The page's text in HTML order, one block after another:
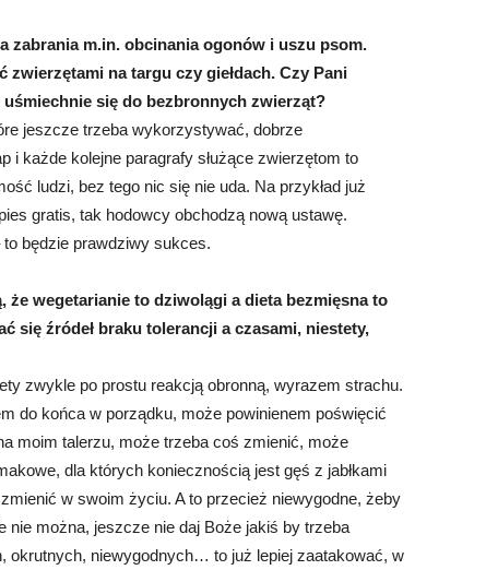
zabrania m.in. obcinania ogonów i uszu psom.
na targu czy giełdach. Czy Pani
się do bezbronnych zwierząt?
jeszcze trzeba wykorzystywać, dobrze
i każde kolejne paragrafy służące zwierzętom to
ludzi, bez tego nic się nie uda. Na przykład już
gratis, tak hodowcy obchodzą nową ustawę.
będzie prawdziwy sukces.
że wegetarianie to dziwolągi a dieta bezmięsna to
się źródeł braku tolerancji a czasami, niestety,
zwykle po prostu reakcją obronną, wyrazem strachu.
do końca w porządku, może powinienem poświęcić
moim talerzu, może trzeba coś zmienić, może
dla których koniecznością jest gęś z jabłkami
w swoim życiu. A to przecież niewygodne, żeby
nie można, jeszcze nie daj Boże jakiś by trzeba
okrutnych, niewygodnych… to już lepiej zaatakować, w